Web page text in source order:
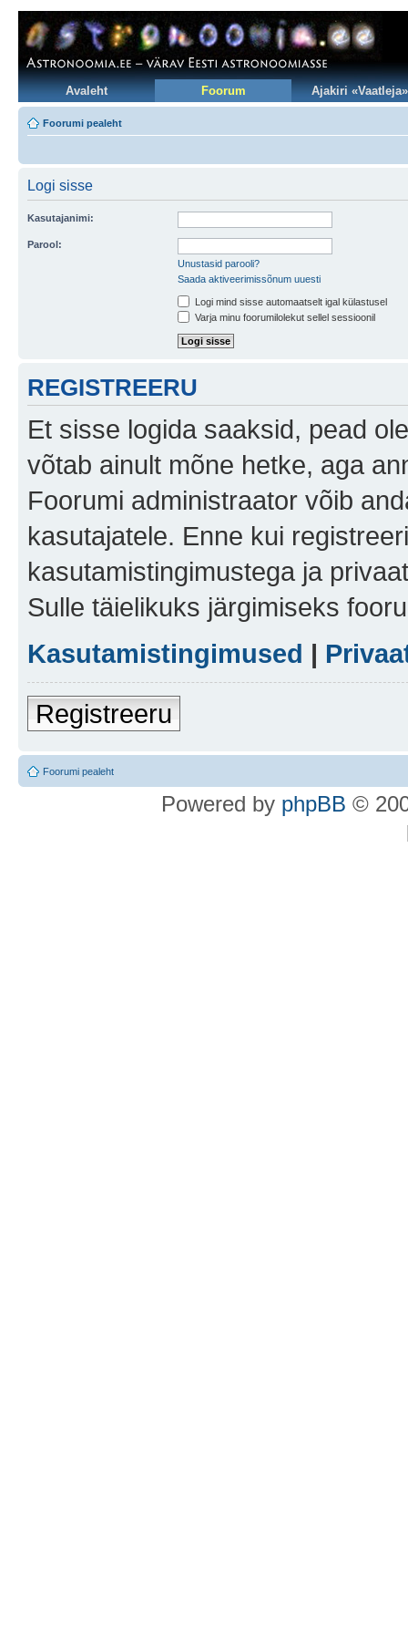
Avaleht Foorum Ajakiri «Vaatleja»
Foorumi pealeht
Logi sisse
Kasutajanimi:
Parool:
Unustasid parooli?
Saada aktiveerimissõnum uuesti
Logi mind sisse automaatselt igal külastusel
Varja minu foorumilolekut sellel sessioonil
REGISTREERU
Et sisse logida saaksid, pead
võtab ainult mõne hetke, aga
Foorumi administraator võib
kasutajatele. Enne kui
kasutamistingimustega ja
Sulle täielikuks järgimiseks
Kasutamistingimused |
Registreeru
Foorumi pealeht
Powered by phpBB ©